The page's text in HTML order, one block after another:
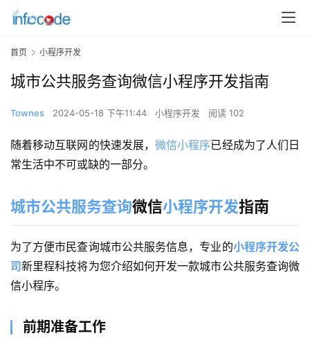
首页 小程序开发
城市公共服务查询微信小程序开发指南
Townes 2024-05-18 下午11:44 小程序开发 阅读 102
随着移动互联网的快速发展，微信小程序已经成为了人们日
常生活中不可或缺的一部分。
城市公共服务查询微信小程序开发指南
为了方便市民查询城市公共服务信息，专业的小程序开发公
司新里程科技将为您介绍如何开发一款城市公共服务查询微
信小程序。
前期准备工作